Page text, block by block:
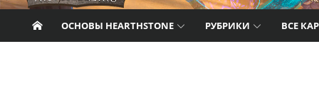
ОСНОВЫ HEARTHSTONE РУБРИКИ ВСЕ